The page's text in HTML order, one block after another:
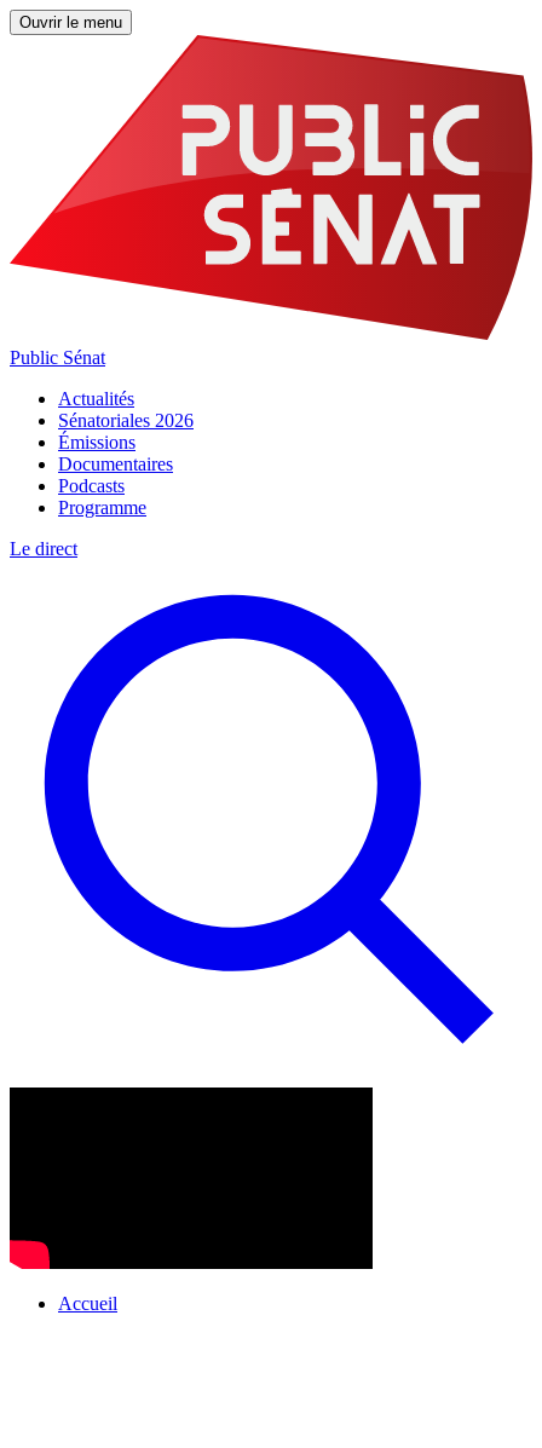
Ouvrir le menu
Public Sénat
Actualités
Sénatoriales 2026
Émissions
Documentaires
Podcasts
Programme
Le direct
Accueil